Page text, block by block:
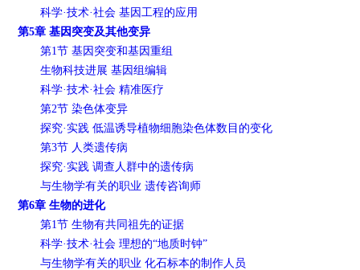
科学·技术·社会 基因工程的应用
第5章 基因突变及其他变异
第1节 基因突变和基因重组
生物科技进展 基因组编辑
科学·技术·社会 精准医疗
第2节 染色体变异
探究·实践 低温诱导植物细胞染色体数目的变化
第3节 人类遗传病
探究·实践 调查人群中的遗传病
与生物学有关的职业 遗传咨询师
第6章 生物的进化
第1节 生物有共同祖先的证据
科学·技术·社会 理想的“地质时钟”
与生物学有关的职业 化石标本的制作人员